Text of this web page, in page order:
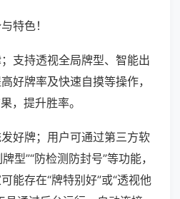
特色！
支持透视全局牌型、智能出
好牌率及快速自摸等操作，
，提升胜率。
好牌；用户可通过第三方软
型”“防检测防封号”等功能，
能存在“牌特别好”或“透视他